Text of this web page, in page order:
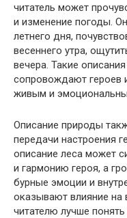
читатель может
и изменение погоды.
летнего дня,
весеннего утра,
вечера. Такие
сопровождают героев
живым и
Описание природы
передачи настроения
описание леса может
и гармонию героя, а
бурные эмоции и
оказывают влияние на
читателю лучше